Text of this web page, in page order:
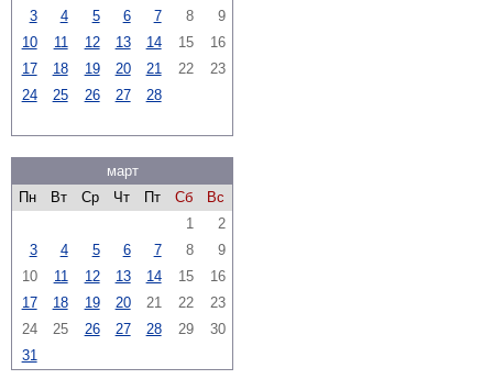
3
4 5 6 7 8
9
10
11 12 13 14 15
16
17
18 19 20 21 22
23
24
25 26 27 28
март
Пн
Вт Ср Чт Пт Сб
Вс
1
2
3
4 5 6 7 8
9
10
11 12 13 14 15
16
17
18 19 20 21 22
23
24
25 26 27 28 29
30
31